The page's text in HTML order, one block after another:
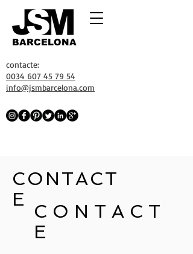
BARCELONA
contacte:
0034 607 45 79 54
info@jsmbarcelona.com
CONTACT
E
CONTACT
E